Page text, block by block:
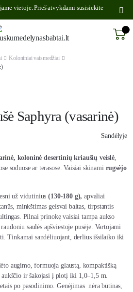
vietoje. Prieš atvykdami susisiekite
Koloniniai vaismedžiai
Saphyra (vasarinė)
Sandėlyje
koloninė desertinių kriaušių veislė,
soduose ar terasose. Vaisiai skinami rugsėjo
už vidutinius(130-180 g), apvaliai
minkštimas gelsvai baltas, tirpstantis
Pilnai prinokę vaisiai tampa aukso
saulės apšviestoje pusėje. Vartojami
Tinkamai sandėliuojant, derlius išsilaiko iki
augimo, formuoja glaustą, kompaktišką
ir šakojasi į plotį iki 1,0–1,5 m.
po pasodinimo. Genėjimas nėra būtinas,